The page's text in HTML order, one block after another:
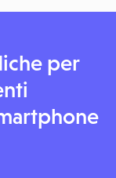
per